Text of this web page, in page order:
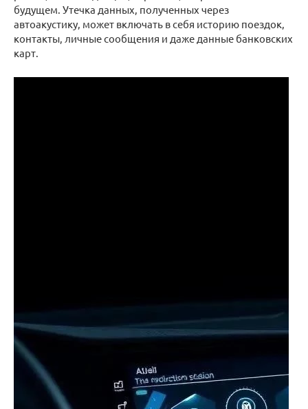
будущем. Утечка данных, полученных через
автоакустику, может включать в себя историю поездок,
контакты, личные сообщения и даже данные банковских
карт.